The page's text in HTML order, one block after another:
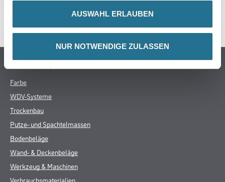
AUSWAHL ERLAUBEN
NUR NOTWENDIGE ZULASSEN
SPEZIFIKATIONEN
Online-Shop
Farbe
WDV-Systeme
Trockenbau
Putze- und Spachtelmassen
Bodenbeläge
Wand- & Deckenbeläge
Werkzeug & Maschinen
Verbrauchsmaterialien